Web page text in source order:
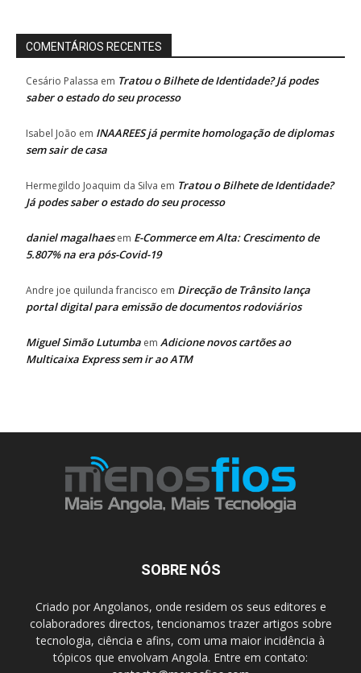
COMENTÁRIOS RECENTES
Cesário Palassa em Tratou o Bilhete de Identidade? Já podes
saber o estado do seu processo
Isabel João em INAAREES já permite homologação de diplomas
sem sair de casa
Hermegildo Joaquim da Silva em Tratou o Bilhete de Identidade?
Já podes saber o estado do seu processo
daniel magalhaesem E-Commerce em Alta: Crescimento de
5.807% na era pós-Covid-19
Andre joe quilunda francisco em Direcção de Trânsito lança
portal digital para emissão de documentos rodoviários
Miguel Simão Lutumba em Adicione novos cartões ao
Multicaixa Express sem ir ao ATM
SOBRE NÓS
Criado por Angolanos, onde residem os seus editores e
colaboradores directos, tencionamos trazer artigos sobre
tecnologia, ciência e afins, com uma maior incidência à
tópicos que envolvam Angola. Entre em contato: